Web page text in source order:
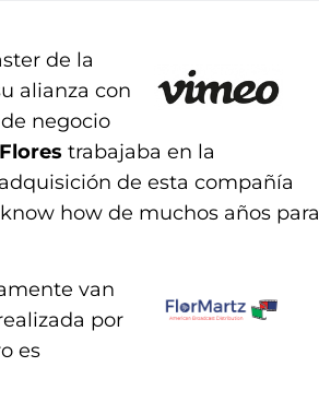
de la
alianza con
negocio
trabajaba en la
de esta compañía
how de muchos años para
van
por
es